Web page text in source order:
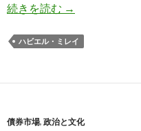
続きを読む ミレイ大統領:
→
ハビエル・ミレイ
債券市場, 政治と文化